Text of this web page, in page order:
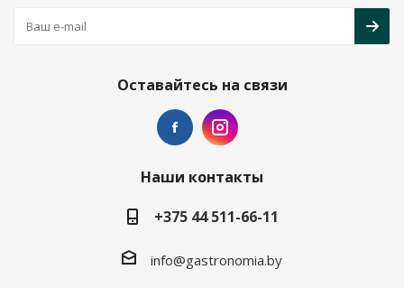
Оставайтесь на связи
Наши контакты
+375 44 511-66-11
info@gastronomia.by